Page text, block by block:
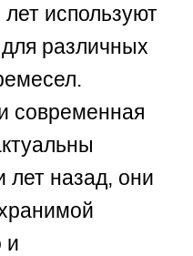
используют
различных
современная
лет назад, они
и